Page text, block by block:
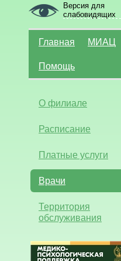
Версия для
слабовидящих
Главная МИАЦ
Помощь
О филиале
Расписание
Платные услуги
Врачи
Территория
обслуживания